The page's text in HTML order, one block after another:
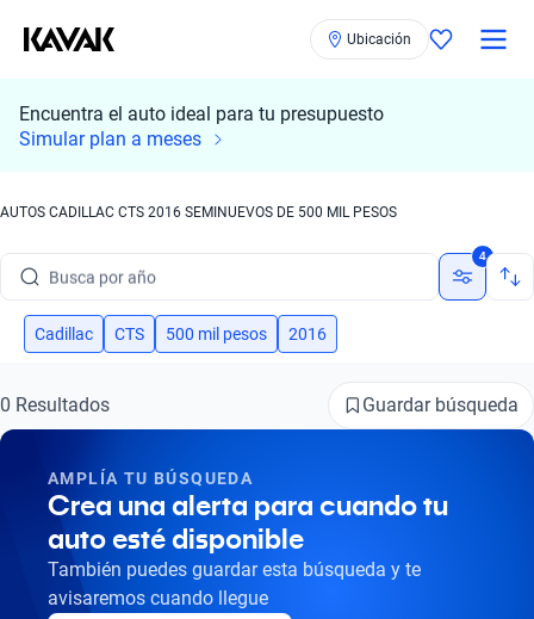
Ubicación
Encuentra el auto ideal para tu presupuesto
Simular plan a meses
AUTOS CADILLAC CTS 2016 SEMINUEVOS DE 500 MIL PESOS
Busca por marca
Busca por año
Busca por marca
Busca por versión
Busca por año
4
Cadillac CTS 500 mil pesos 2016
0 Resultados Guardar búsqueda
AMPLÍA TU BÚSQUEDA
Crea una alerta para cuando tu
auto esté disponible
También puedes guardar esta búsqueda y te
avisaremos cuando llegue